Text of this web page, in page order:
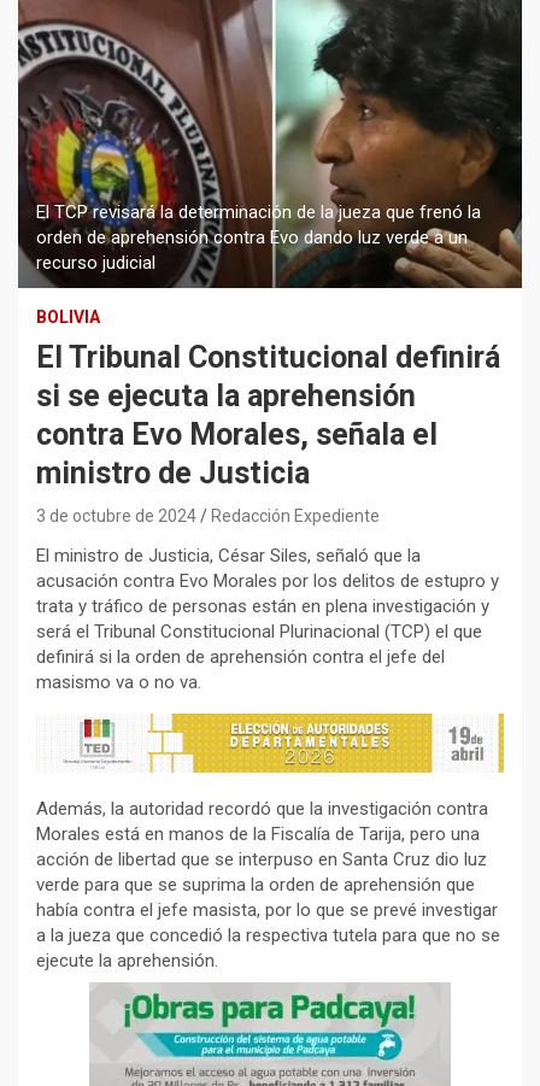
El TCP revisará la determinación de la jueza que frenó la
orden de aprehensión contra Evo dando luz verde a un
recurso judicial
BOLIVIA
El Tribunal Constitucional definirá
si se ejecuta la aprehensión
contra Evo Morales, señala el
ministro de Justicia
3 de octubre de 2024 Redacción Expediente
El ministro de Justicia, César Siles, señaló que la
acusación contra Evo Morales por los delitos de estupro y
trata y tráfico de personas están en plena investigación y
será el Tribunal Constitucional Plurinacional (TCP) el que
definirá si la orden de aprehensión contra el jefe del
masismo va o no va.
Además, la autoridad recordó que la investigación contra
Morales está en manos de la Fiscalía de Tarija, pero una
acción de libertad que se interpuso en Santa Cruz dio luz
verde para que se suprima la orden de aprehensión que
había contra el jefe masista, por lo que se prevé investigar
a la jueza que concedió la respectiva tutela para que no se
ejecute la aprehensión.